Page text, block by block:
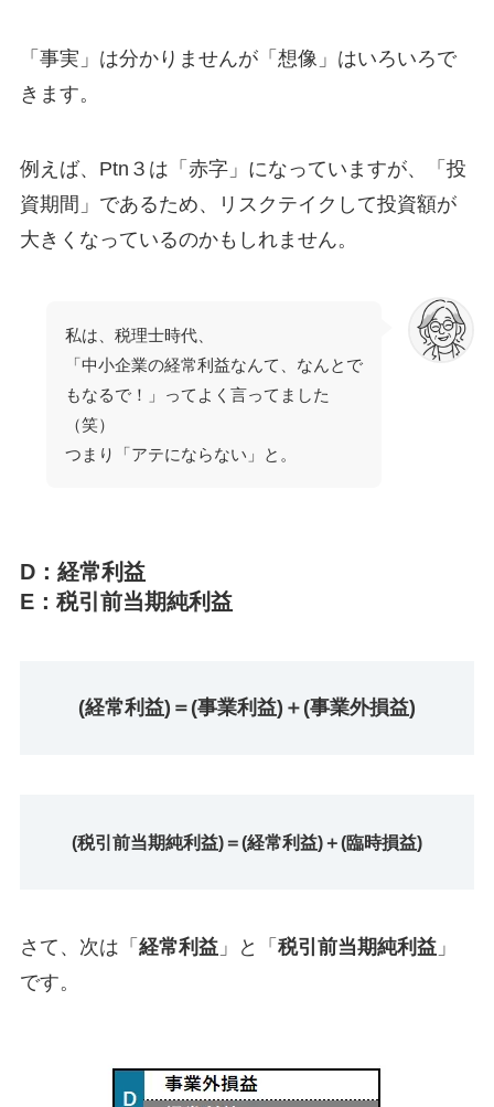
「事実」は分かりませんが「想像」はいろいろで
きます。
例えば、Ptn３は「赤字」になっていますが、「投
資期間」であるため、リスクテイクして投資額が
大きくなっているのかもしれません。
私は、税理士時代、
「中小企業の経常利益なんて、なんとで
もなるで！」ってよく言ってました
（笑）
つまり「アテにならない」と。
D：経常利益
E：税引前当期純利益
(経常利益)＝(事業利益)＋(事業外損益)
(税引前当期純利益)＝(経常利益)＋(臨時損益)
さて、次は「 経常利益」と「 税引前当期純利益」
です。